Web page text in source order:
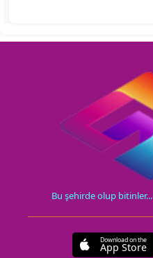
Bu şehirde olup bitinler...
Download on the
App Store